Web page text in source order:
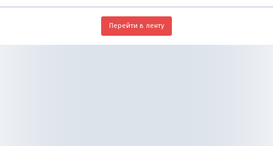
Перейти в ленту